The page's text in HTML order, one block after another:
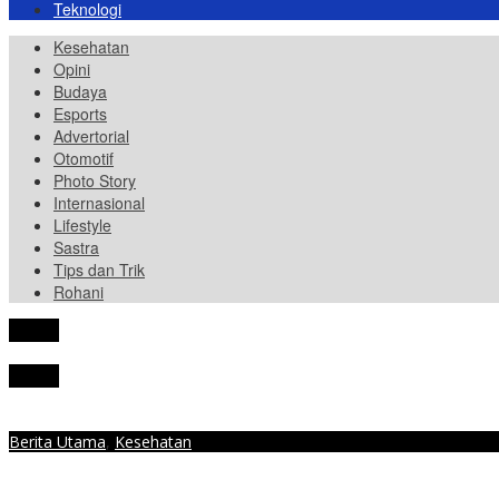
Teknologi
Kesehatan
Opini
Budaya
Esports
Advertorial
Otomotif
Photo Story
Internasional
Lifestyle
Sastra
Tips dan Trik
Rohani
Berita Utama, Kesehatan